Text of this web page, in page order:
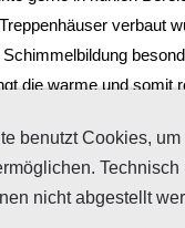
verbaut
die warme und somit
wie auf
benutzt Cookies,
nicht abgestellt